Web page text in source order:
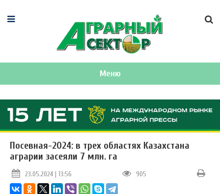
Меню
Посевная-2024: в трех областях Казахстана
аграрии засеяли 7 млн. га
23.05.2024 | 13:56 905